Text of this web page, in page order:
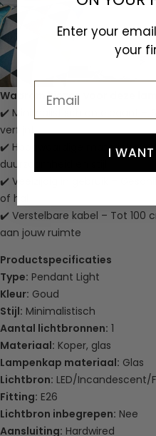
Waarom kiezen voor deze
✔️ Minimalistisch en elegant –
verfijnt
✔️ Hoogwaardige materialen –
duurzaamheid en stijl
✔️ Veelzijdig in gebruik –
of hal
✔️ Verstelbare kabel – Tot 100
aan jouw ruimte
Productspecificaties
Type: Pendant Light
Kleur: Goud
Stijl: Minimalistisch
Aantal lichtbronnen: 1
Materiaal: Koper, glas
Lampenkap materiaal: Glas
Lichtbron: LED/Incandescent/
Fitting: E26
Lichtbron inbegrepen: Nee
Aansluiting: Hardwired
Enter your
your
I